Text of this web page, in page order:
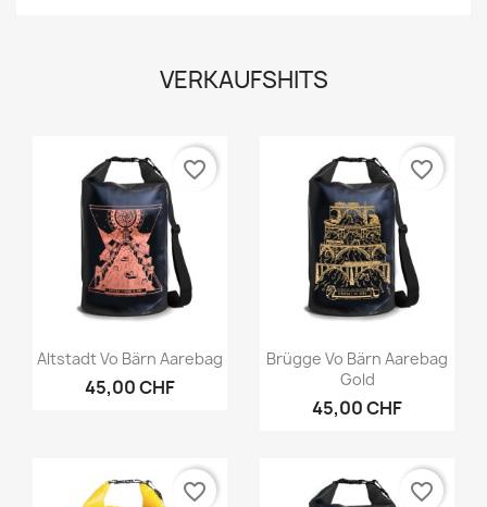
VERKAUFSHITS
Vorschau
Altstadt Vo Bärn Aarebag
45,00 CHF
favorite_border
Vorschau
Brügge Vo Bärn Aarebag
Gold
45,00 CHF
favorite_border
favorite_border favorite_border